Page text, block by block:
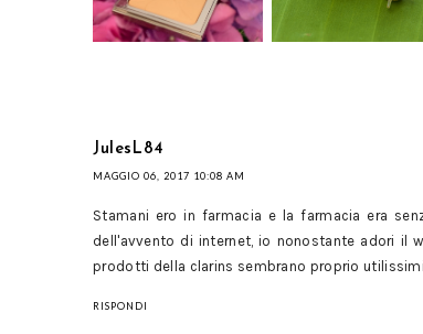
JulesL84
MAGGIO 06, 2017 10:08 AM
Stamani ero in farmacia e la farmacia era
dell'avvento di internet, io nonostante adori il
prodotti della clarins sembrano proprio
RISPONDI